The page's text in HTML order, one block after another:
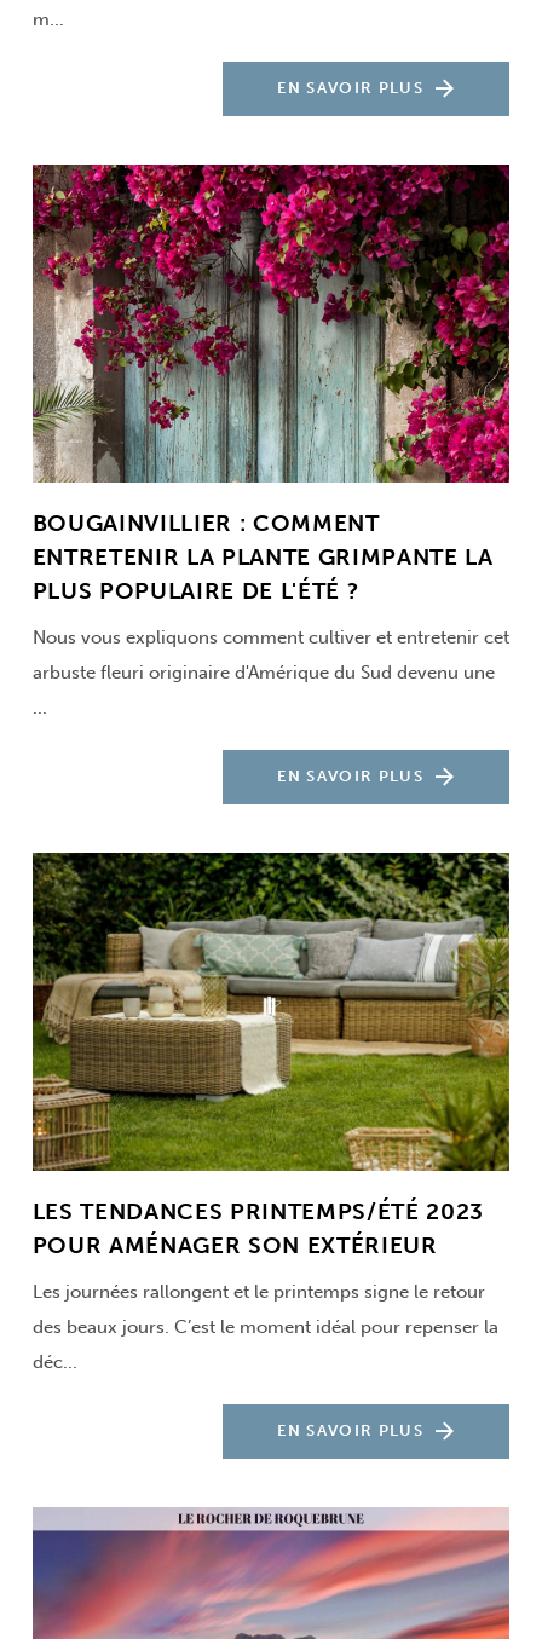
m...
EN SAVOIR PLUS
BOUGAINVILLIER : COMMENT
ENTRETENIR LA PLANTE GRIMPANTE LA
PLUS POPULAIRE DE L'ÉTÉ ?
Nous vous expliquons comment cultiver et entretenir cet
arbuste fleuri originaire d'Amérique du Sud devenu une
...
EN SAVOIR PLUS
LES TENDANCES PRINTEMPS/ÉTÉ 2023
POUR AMÉNAGER SON EXTÉRIEUR
Les journées rallongent et le printemps signe le retour
des beaux jours. C’est le moment idéal pour repenser la
déc...
EN SAVOIR PLUS